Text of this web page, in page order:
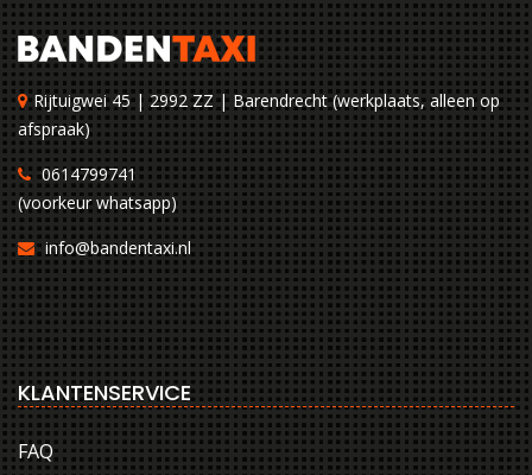
Rijtuigwei 45 | 2992 ZZ | Barendrecht (werkplaats, alleen op
afspraak)
0614799741
(voorkeur whatsapp)
info@bandentaxi.nl
KLANTENSERVICE
FAQ